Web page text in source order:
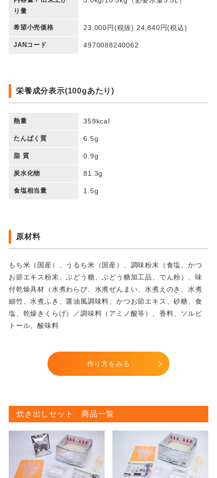
り量
希望小売価格 23,000円(税抜) 24,840円(税込)
JANコード 4970088240062
栄養成分表示(100gあたり)
熱量 359kcal
たんぱく質 6.5g
脂 質 0.9g
炭水化物 81.3g
食塩相当量 1.5g
原材料
もち米（国産）、うるち米（国産）、調味粉末（食塩、かつ
お節エキス粉末、ぶどう糖、ぶどう糖加工品、でん粉）、味
付乾燥具材（水煮わらび、水煮ぜんまい、水煮えのき、水煮
細竹、水煮ふき、醤油風調味料、かつお節エキス、砂糖、食
塩、乾燥きくらげ）／調味料（アミノ酸等）、香料、ソルビ
トール、酸味料
作り方をみる
炊き出しセット 商品一覧